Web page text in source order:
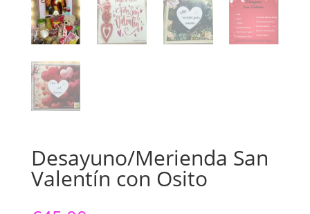
Desayuno/Merienda San
Valentín con Osito